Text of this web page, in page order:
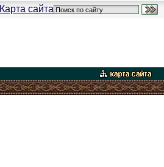
Карта сайта